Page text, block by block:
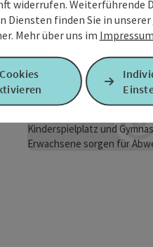
widerrufen. Weiterführende
Diensten finden Sie in unserer
Mehr über uns im Impressum